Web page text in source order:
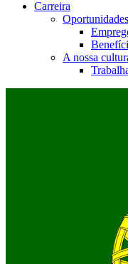
Carreira
A nossa